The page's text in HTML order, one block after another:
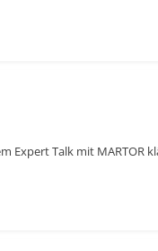
Talk mit MARTOR